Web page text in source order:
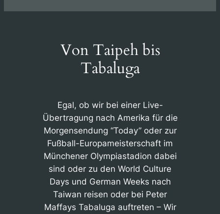
Von Taipeh bis
Tabaluga
Egal, ob wir bei einer Live-
Übertragung nach Amerika für die
Morgensendung “Today” oder zur
Fußball-Europameisterschaft im
Münchener Olympiastadion dabei
sind oder zu den World Culture
Days und German Weeks nach
Taiwan reisen oder bei Peter
Maffays Tabaluga auftreten – Wir